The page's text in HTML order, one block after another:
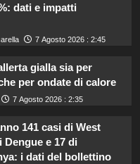
dati e impatti
7 Agosto 2026 : 2:45
gialla sia per
per ondate di calore
7 Agosto 2026 : 2:35
141 casi di West
Dengue e 17 di
i dati del bollettino